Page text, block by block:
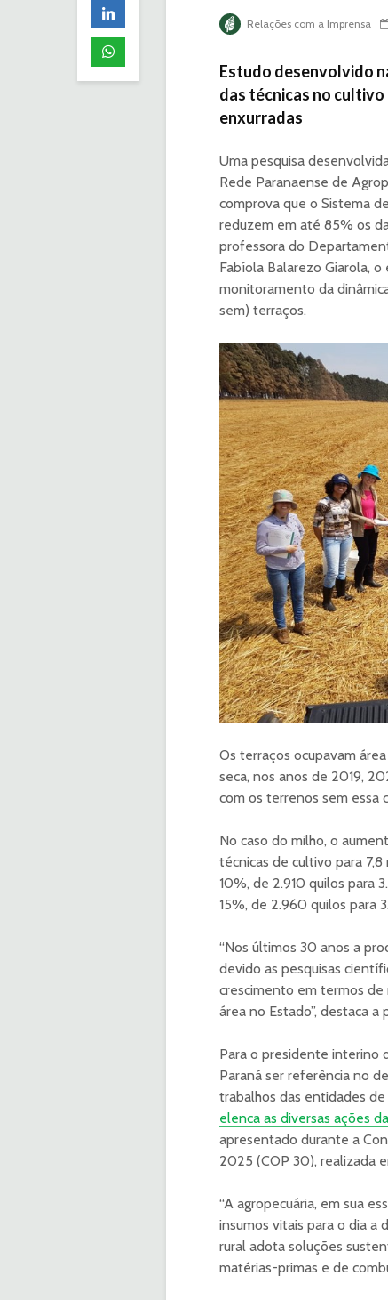
Relações com a Imprensa
Estudo desenvolvido
das técnicas no cultivo
enxurradas
Uma pesquisa
Rede Paranaense de
comprova que o Sistema
reduzem em até 85% os
professora do
Fabíola Balarezo Giarola,
monitoramento da
sem) terraços.
Os terraços ocupavam
seca, nos anos de 2019,
com os terrenos sem essa
No caso do milho, o
técnicas de cultivo para
10%, de 2.910 quilos para
15%, de 2.960 quilos para
“Nos últimos 30 anos a
devido as pesquisas
crescimento em termos
área no Estado”, destaca a
Para o presidente interino
Paraná ser referência no
trabalhos das entidades de
elenca as diversas ações
apresentado durante a
2025 (COP 30), realizada
“A agropecuária, em sua
insumos vitais para o dia a
rural adota soluções
matérias-primas e de